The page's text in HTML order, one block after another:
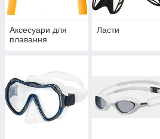
Аксесуари для
плавання
Ласти